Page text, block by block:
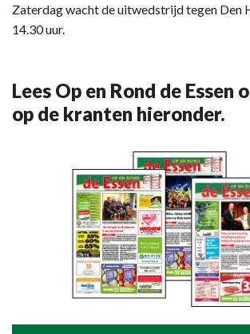
Zaterdag wacht de uitwedstrijd tegen Den
14.30 uur.
Lees Op en Rond de Essen
op de kranten hieronder.